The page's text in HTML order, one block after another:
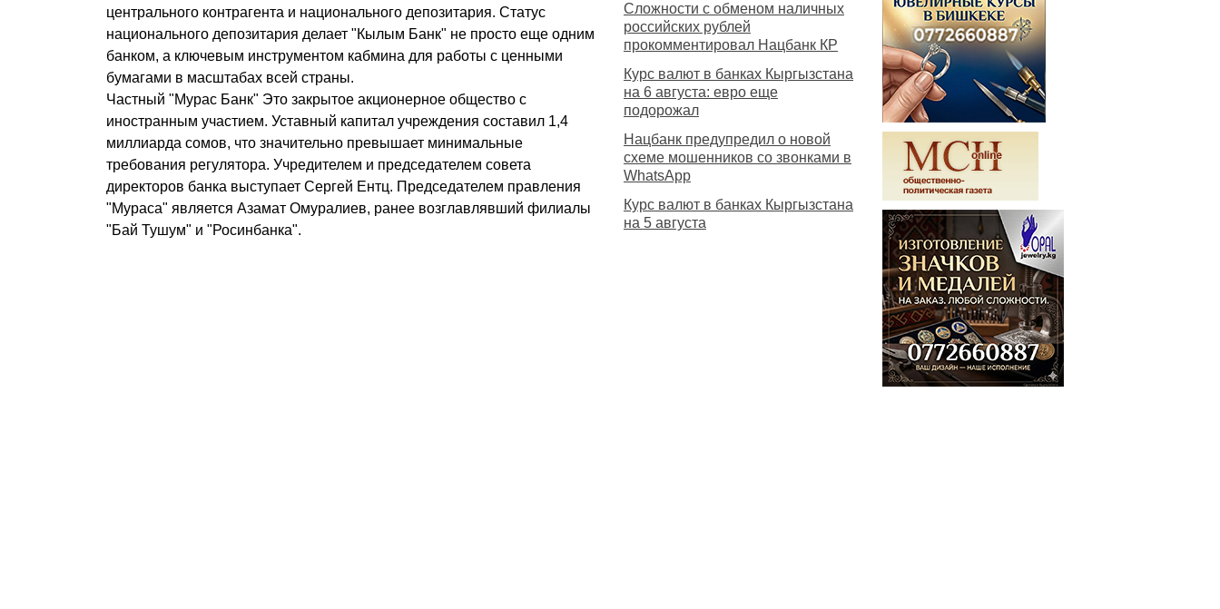
центрального контрагента и национального депозитария. Статус
национального депозитария делает "Кылым Банк" не просто еще одним
банком, а ключевым инструментом кабмина для работы с ценными
бумагами в масштабах всей страны.
Частный "Мурас Банк" Это закрытое акционерное общество с
иностранным участием. Уставный капитал учреждения составил 1,4
миллиарда сомов, что значительно превышает минимальные
требования регулятора. Учредителем и председателем совета
директоров банка выступает Сергей Ентц. Председателем правления
"Мураса" является Азамат Омуралиев, ранее возглавлявший филиалы
"Бай Тушум" и "Росинбанка".
Сложности с обменом наличных
российских рублей
прокомментировал Нацбанк КР
Курс валют в банках Кыргызстана
на 6 августа: евро еще
подорожал
Нацбанк предупредил о новой
схеме мошенников со звонками в
WhatsApp
Курс валют в банках Кыргызстана
на 5 августа